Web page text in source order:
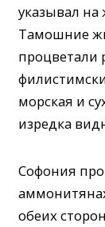
указывал на
Тамошние
процветали
морская и
изредка
Софония
обеих